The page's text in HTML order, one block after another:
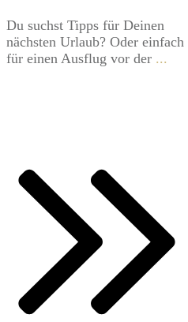
​Du suchst Tipps für Deinen
nächsten Urlaub? Oder einfach
für einen Ausflug vor der ...